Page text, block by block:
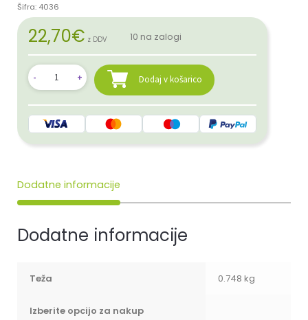
Šifra: 4036
22,70€ z DDV 10 na zalogi
Dodaj v košarico
Dodatne informacije
Dodatne informacije
Teža 0.748 kg
Izberite opcijo za nakup